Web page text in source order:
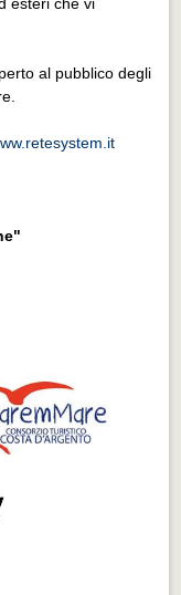
esteri che vi
al pubblico degli